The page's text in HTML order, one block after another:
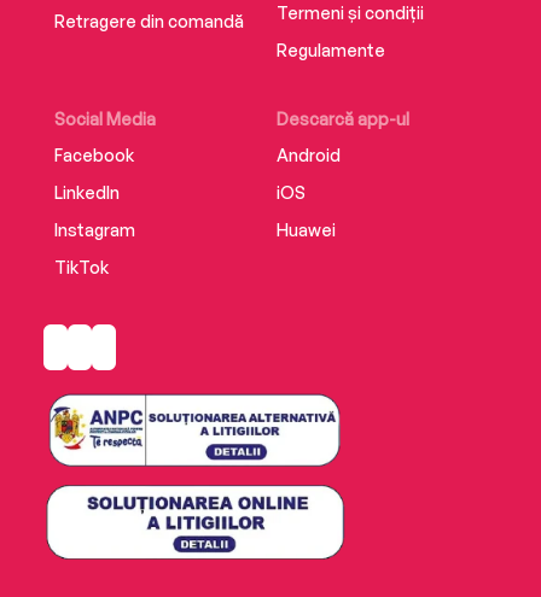
Retragere din comandă
Social Media
Facebook
LinkedIn
Instagram
TikTok
Descarcă app-ul
Android
iOS
Huawei
Termeni și condiții
Regulamente